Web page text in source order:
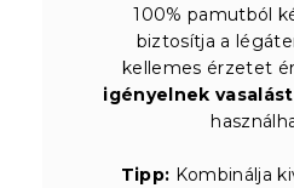
100% pamutból
biztosítja a
kellemes érzetet
igényelnek vasalást
Tipp: Kombinálja